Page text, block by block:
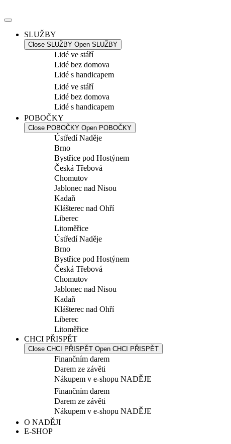
k
SLUŽBY
Close SLUŽBY Open SLUŽBY
Lidé ve stáří
Lidé bez domova
Lidé s handicapem
Lidé ve stáří
Lidé bez domova
Lidé s handicapem
POBOČKY
Close POBOČKY Open POBOČKY
Ústředí Naděje
Brno
Bystřice pod Hostýnem
Česká Třebová
Chomutov
Jablonec nad Nisou
Kadaň
Klášterec nad Ohří
Liberec
Litoměřice
Ústředí Naděje
Brno
Bystřice pod Hostýnem
Česká Třebová
Chomutov
Jablonec nad Nisou
Kadaň
Klášterec nad Ohří
Liberec
Litoměřice
CHCI PŘISPĚT
Close CHCI PŘISPĚT Open CHCI PŘISPĚT
Finančním darem
Darem ze závěti
Nákupem v e-shopu NADĚJE
Finančním darem
Darem ze závěti
Nákupem v e-shopu NADĚJE
O NADĚJI
E-SHOP